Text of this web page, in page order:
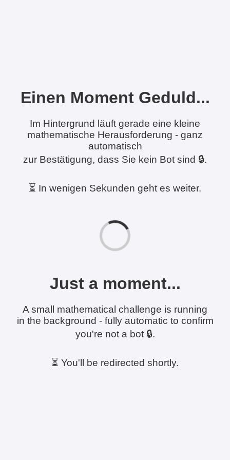
Einen Moment Geduld...
Im Hintergrund läuft gerade eine kleine
mathematische Herausforderung - ganz
automatisch
zur Bestätigung, dass Sie kein Bot sind 🔒.
⏳ In wenigen Sekunden geht es weiter.
Just a moment...
A small mathematical challenge is running
in the background - fully automatic to confirm
you're not a bot 🔒.
⏳ You'll be redirected shortly.